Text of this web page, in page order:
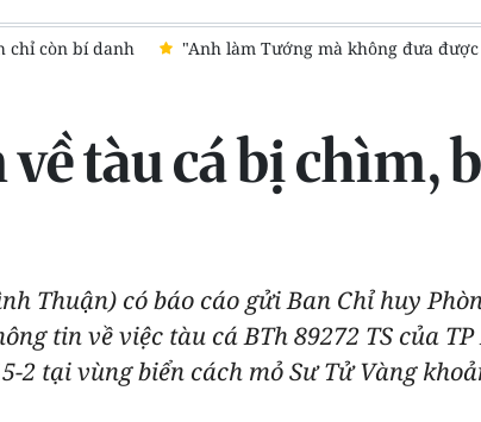
còn bí danh "Anh làm Tướng mà không đưa được
tàu cá bị chìm,
Thuận) có báo cáo gửi Ban Chỉ huy
tin về việc tàu cá BTh 89272 TS của
2 tại vùng biển cách mỏ Sư Tử Vàng